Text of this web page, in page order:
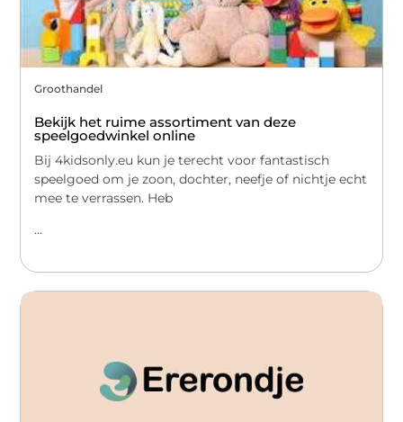
Groothandel
Bekijk het ruime assortiment van deze
speelgoedwinkel online
Bij 4kidsonly.eu kun je terecht voor fantastisch
speelgoed om je zoon, dochter, neefje of nichtje echt
mee te verrassen. Heb
...